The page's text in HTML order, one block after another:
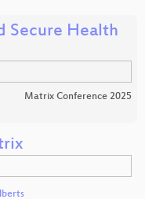
Secure Health
Matrix Conference 2025